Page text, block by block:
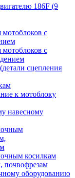
186F (9
с
с
сцепления
к мотоблоку
навесному
косилкам
почвофрезам
оборудованию